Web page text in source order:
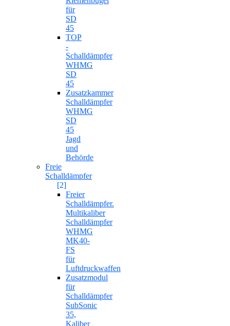
für
SD
45
TOP
-
Schalldämpfer
WHMG
SD
45
Zusatzkammer
Schalldämpfer
WHMG
SD
45
Jagd
und
Behörde
Freie
Schalldämpfer
[2]
Freier
Schalldämpfer.
Multikaliber
Schalldämpfer
WHMG
MK40-
FS
für
Luftdruckwaffen
Zusatzmodul
für
Schalldämpfer
SubSonic
35,
Kaliber